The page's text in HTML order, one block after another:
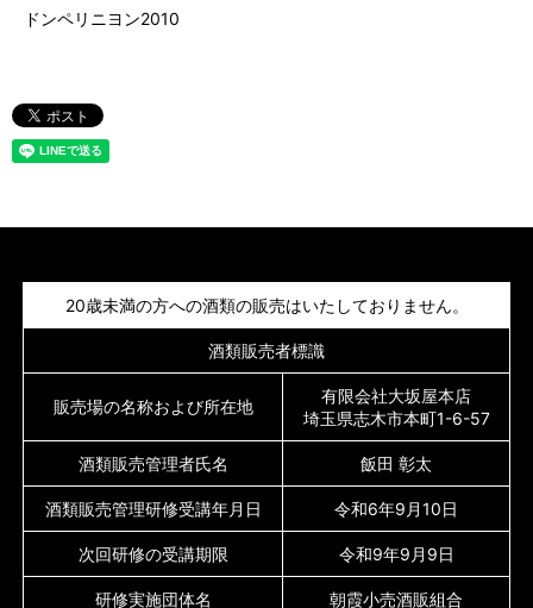
ドンペリニヨン2010
20歳未満の方への酒類の販売はいたしておりません。
酒類販売者標識
販売場の名称および所在地
有限会社大坂屋本店
埼玉県志木市本町1-6-57
酒類販売管理者氏名 飯田 彰太
酒類販売管理研修受講年月日 令和6年9月10日
次回研修の受講期限 令和9年9月9日
研修実施団体名 朝霞小売酒販組合